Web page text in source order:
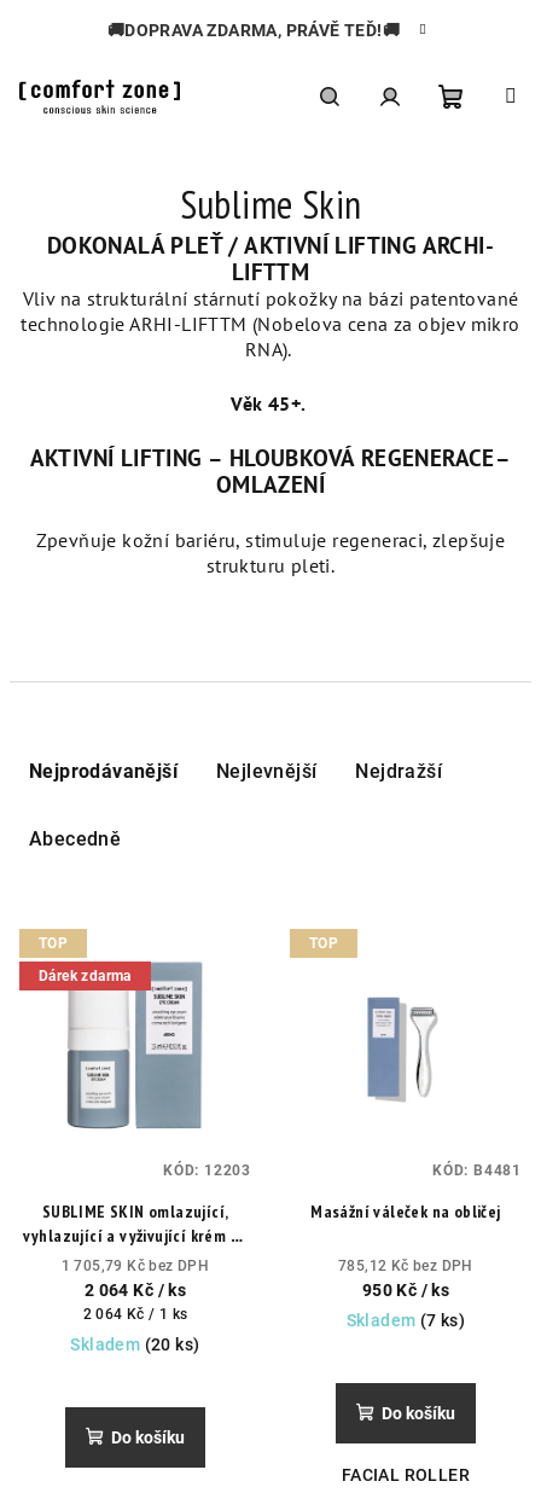
🚚DOPRAVA ZDARMA, PRÁVĚ TEĎ!🚚
Sublime Skin
DOKONALÁ PLEŤ / AKTIVNÍ LIFTING ARCHI-
LIFTTM
Vliv na strukturální stárnutí pokožky na bázi patentované
technologie ARHI-LIFTTM (Nobelova cena za objev mikro
RNA).
Věk 45+.
AKTIVNÍ LIFTING – HLOUBKOVÁ REGENERACE–
OMLAZENÍ
Zpevňuje kožní bariéru, stimuluje regeneraci, zlepšuje
strukturu pleti.
p
Nejprodávanější Nejlevnější Nejdražší
Abecedně
V
ý
p
TOP
Dárek zdarma
SUBLIME SKIN omlazující,
vyhlazující a vyživující krém na
oční okolí
1 705,79 Kč bez DPH
2 064 Kč / ks
Měrná
cena:
2 064 Kč / 1 ks
Skladem (20 ks)
hodnocení
produktu
Do košíku
KÓD: 12203
TOP
Masážní váleček na obličej
785,12 Kč bez DPH
950 Kč / ks
Skladem (7 ks)
Do košíku
FACIAL ROLLER
KÓD: B4481